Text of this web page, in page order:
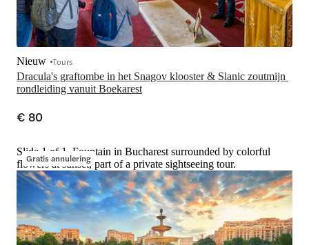
Dracula's graftombe in het Snagov klooster & Slanic zoutmijn
rondleiding vanuit Boekarest
Nieuw Tours
€ 80
Gratis annulering
Slide 1 of 1, Fountain in Bucharest surrounded by colorful
flowers at sunset, part of a private sightseeing tour.